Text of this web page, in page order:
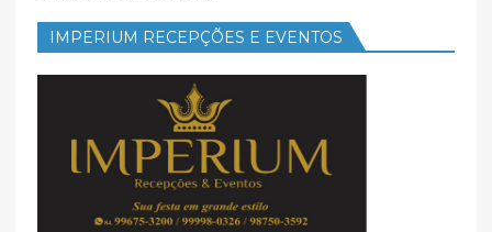
IMPERIUM RECEPÇÕES E EVENTOS